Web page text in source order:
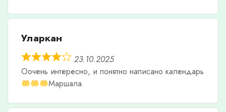
Уларкан
23.10.2025
Оочень интересно, и понятно написано календарь
Маршала.